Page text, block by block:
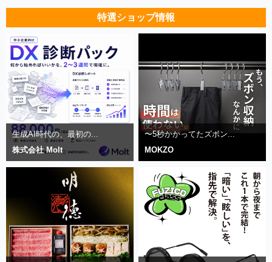
特選ショップ情報
生成AI時代の、最初の...
株式会社 Molt
〜5秒かかってたズボン...
MOKZO